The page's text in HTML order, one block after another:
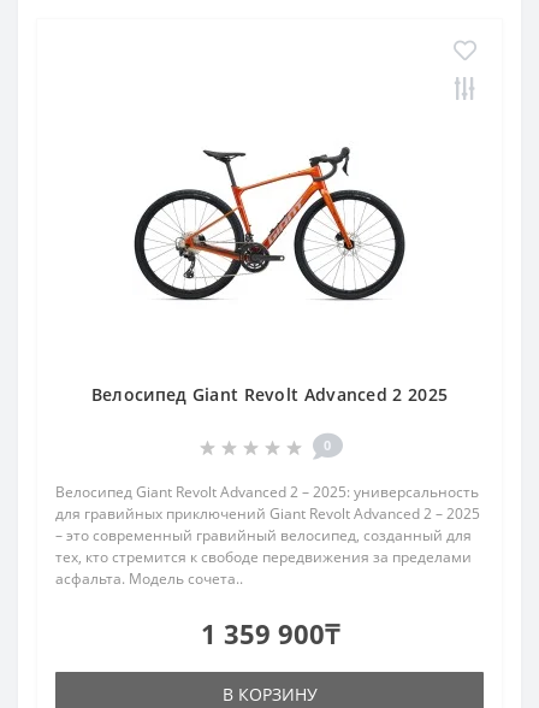
Велосипед Giant Revolt Advanced 2 2025
0
Велосипед Giant Revolt Advanced 2 – 2025: универсальность
для гравийных приключений Giant Revolt Advanced 2 – 2025
– это современный гравийный велосипед, созданный для
тех, кто стремится к свободе передвижения за пределами
асфальта. Модель сочета..
1 359 900₸
В КОРЗИНУ